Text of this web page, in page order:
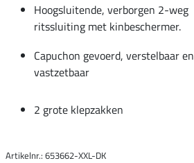
Hoogsluitende, verborgen 2-weg
ritssluiting met kinbeschermer.
Capuchon gevoerd, verstelbaar en
vastzetbaar
2 grote klepzakken
Artikelnr.: 653662-XXL-DK